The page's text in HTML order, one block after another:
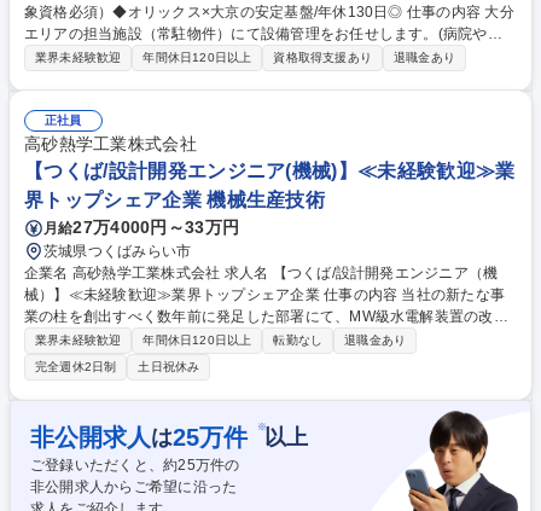
象資格必須）◆オリックス×大京の安定基盤/年休130日◎ 仕事の内容 大分
エリアの担当施設（常駐物件）にて設備管理をお任せします。(病院や大
学、公共施設、オフィスビル等）将来的には所長候補として、顧客折衝等
日常点検・法定点検・契約に基づく業務計画の立案・修繕等の見積もり書
の作成・緊急時の対応及び一次的な修繕(建物の改変は含まない)・設備メ
ーカーや修繕業者等への発注・オーナー様への報告 【会社・職種紹介】■
事業紹介動画：https://youtu.be/6sSR7aCje_U■社員インタビュー(設備管
理)：https://www.youtube.com/watch?v=T5Xs84QEaJE 募集職種 [大分]設
備管理（対象資格必須）◆オリックス×大京の安定基盤/年休130日◎
業界未経験歓迎 年間休日120日以上 資格取得支援あり 退職金あり
正社員
高砂熱学工業株式会社
【つくば/設計開発エンジニア(機械)】≪未経験歓迎≫業
界トップシェア企業 機械生産技術
月給27万4000円～33万円
茨城県つくばみらい市
企業名 高砂熱学工業株式会社 求人名 【つくば/設計開発エンジニア（機
械）】≪未経験歓迎≫業界トップシェア企業 仕事の内容 当社の新たな事
業の柱を創出すべく数年前に発足した部署にて、MW級水電解装置の改良
開発等におけるBOP（Balance of Plant）設計業務に従事いただきます。
主な業務内容は以下の通りです： ・熱・流体設計 ・装置全体の配置設計
・技術資料・図面（システムフロー図、各種仕様書・手順書等）の作成・
拡充 ・機能性能の向上に向けた各種実験、装置改良 ・現場での試運転・
調整・トラブル対応 募集職種 【つくば/設計開発エンジニア（機械）】≪
未経験歓迎≫業界トップシェア企業
業界未経験歓迎 年間休日120日以上 転勤なし
退職金あり
完全週休2日制
土日祝休み
非公開求人 は25万件 ※以上
ご登録いただくと、約25万件の
非公開求人からご希望に沿った